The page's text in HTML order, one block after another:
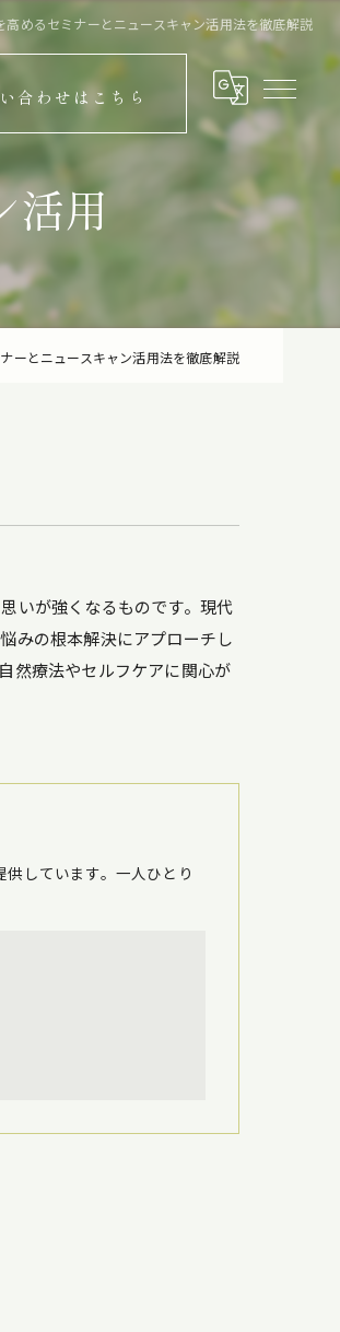
高めるセミナーとニュースキャン活用法を徹底解説
合わせはこちら
活用
ーとニュースキャン活用法を徹底解説
いが強くなるものです。現代
みの根本解決にアプローチし
然療法やセルフケアに関心が
しています。一人ひとり